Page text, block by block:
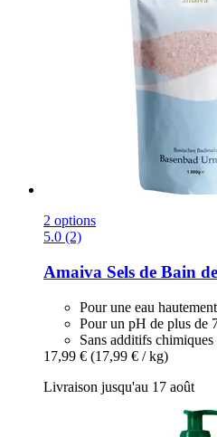
2 options
5.0 (2)
Amaiva Sels de Bain
Pour une eau
Pour un pH de plus de
Sans additifs chimiques
17,99 € (17,99 € / kg)
Livraison jusqu'au 17 août